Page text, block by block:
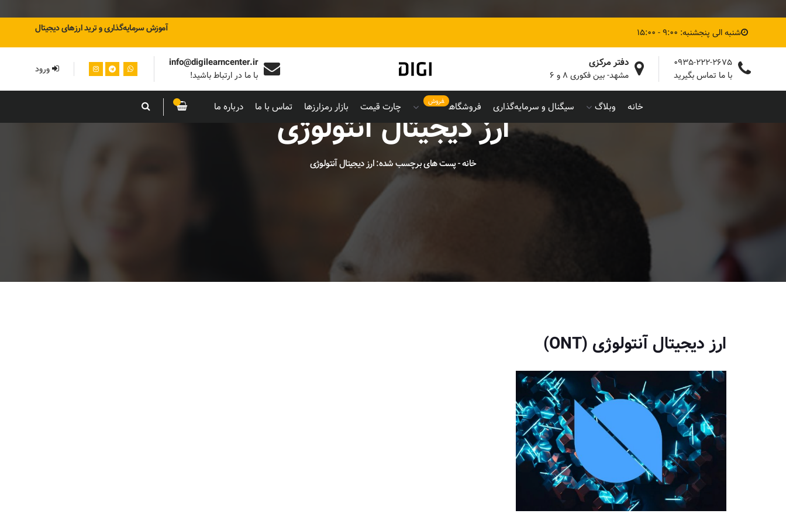
شنبه الی پنجشنبه: 9:00 - 15:00 آموزش سرمایه‌گذاری و ترید ارزهای دیجیتال
0935-222-2675
با ما تماس بگیرید
دفتر مرکزی
مشهد- بین فکوری ۸ و ۶
info@digilearncenter.ir
با ما در ارتباط باشید! ورود
خانه وبلاگ سیگنال و سرمایه‌گذاری فروشگاه فروش چارت قیمت بازار رمزارزها تماس با ما درباره ما ارز دیجیتال آنتولوژی
خانه-پست های برچسب شده: ارز دیجیتال آنتولوژی
ارز دیجیتال آنتولوژی (ONT)